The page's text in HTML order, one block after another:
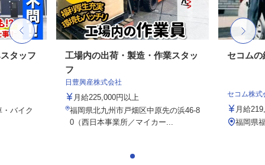
タッフ
バイク
工場内の出荷・製造・作業スタッ
フ
日豊興産株式会社
月給225,000円以上
福岡県北九州市戸畑区中原先の浜46-8
0（西日本事業所／マイカー...
セコムの
セコム株式
月給
福岡県